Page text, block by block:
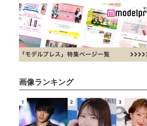
画像ランキング
1 2 3